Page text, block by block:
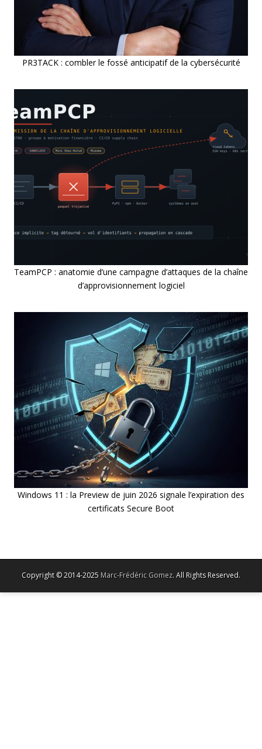
PR3TACK : combler le fossé anticipatif de la cybersécurité
TeamPCP : anatomie d’une campagne d’attaques de la chaîne
d’approvisionnement logiciel
Windows 11 : la Preview de juin 2026 signale l’expiration des
certificats Secure Boot
Copyright © 2014-2025 Marc-Frédéric Gomez. All Rights Reserved.